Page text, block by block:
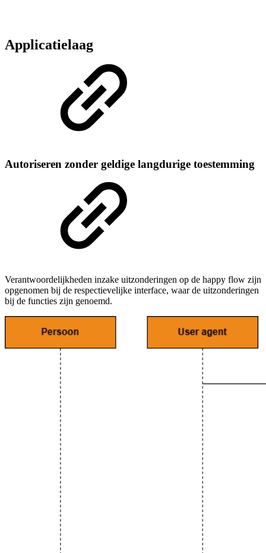
Applicatielaag
Autoriseren zonder geldige langdurige toestemming
Verantwoordelijkheden inzake uitzonderingen op de happy flow zijn
opgenomen bij de respectievelijke interface, waar de uitzonderingen
bij de functies zijn genoemd.